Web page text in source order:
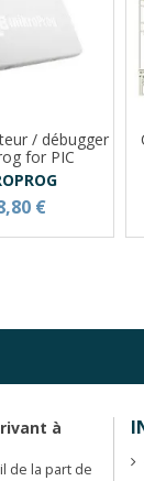
/ débugger
for PIC
€
à
de la part de